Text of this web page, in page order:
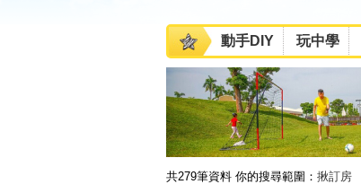
動手DIY 玩中學
共279筆資料 你的搜尋範圍： 揪訂房